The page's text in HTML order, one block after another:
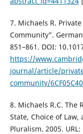
7. Michaels R.
Community”.
851–861. DOI:
https://
journal/article/
community/
8. Michaels R.C. The
State, Choice of
Pluralism. 2005. URL: